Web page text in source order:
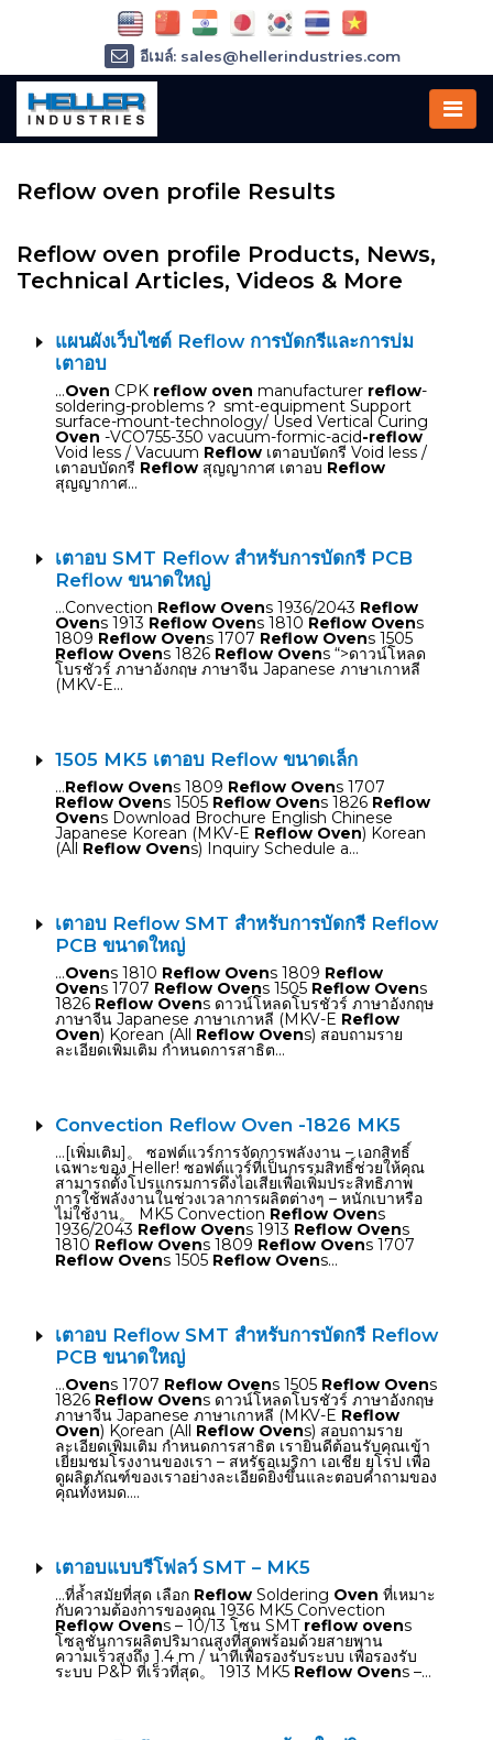
Reflow oven profile Results
Reflow oven profile Products, News,
Technical Articles, Videos & More
แผนผังเว็บไซต์ Reflow การบัดกรีและการบ่ม
เตาอบ
…Oven CPK reflow oven manufacturer reflow-
soldering-problems？ smt-equipment Support
surface-mount-technology/ Used Vertical Curing
Oven -VCO755-350 vacuum-formic-acid-reflow
Void less / Vacuum Reflow เตาอบบัดกรี Void less /
เตาอบบัดกรี Reflow สุญญากาศ เตาอบ Reflow
สุญญากาศ…
เตาอบ SMT Reflow สำหรับการบัดกรี PCB
Reflow ขนาดใหญ่
…Convection Reflow Ovens 1936/2043 Reflow
Ovens 1913 Reflow Ovens 1810 Reflow Ovens
1809 Reflow Ovens 1707 Reflow Ovens 1505
Reflow Ovens 1826 Reflow Ovens “>ดาวน์โหลด
โบรชัวร์ ภาษาอังกฤษ ภาษาจีน Japanese ภาษาเกาหลี
(MKV-E…
1505 MK5 เตาอบ Reflow ขนาดเล็ก
…Reflow Ovens 1809 Reflow Ovens 1707
Reflow Ovens 1505 Reflow Ovens 1826 Reflow
Ovens Download Brochure English Chinese
Japanese Korean (MKV-E Reflow Oven) Korean
(All Reflow Ovens) Inquiry Schedule a…
เตาอบ Reflow SMT สำหรับการบัดกรี Reflow
PCB ขนาดใหญ่
…Ovens 1810 Reflow Ovens 1809 Reflow
Ovens 1707 Reflow Ovens 1505 Reflow Ovens
1826 Reflow Ovens ดาวน์โหลดโบรชัวร์ ภาษาอังกฤษ
ภาษาจีน Japanese ภาษาเกาหลี (MKV-E Reflow
Oven) Korean (All Reflow Ovens) สอบถามราย
ละเอียดเพิ่มเติม กำหนดการสาธิต…
Convection Reflow Oven -1826 MK5
…[เพิ่มเติม]。 ซอฟต์แวร์การจัดการพลังงาน – เอกสิทธิ์
เฉพาะของ Heller! ซอฟต์แวร์ที่เป็นกรรมสิทธิ์ช่วยให้คุณ
สามารถตั้งโปรแกรมการดึงไอเสียเพื่อเพิ่มประสิทธิภาพ
การใช้พลังงานในช่วงเวลาการผลิตต่างๆ – หนักเบาหรือ
ไม่ใช้งาน。 MK5 Convection Reflow Ovens
1936/2043 Reflow Ovens 1913 Reflow Ovens
1810 Reflow Ovens 1809 Reflow Ovens 1707
Reflow Ovens 1505 Reflow Ovens…
เตาอบ Reflow SMT สำหรับการบัดกรี Reflow
PCB ขนาดใหญ่
…Ovens 1707 Reflow Ovens 1505 Reflow Ovens
1826 Reflow Ovens ดาวน์โหลดโบรชัวร์ ภาษาอังกฤษ
ภาษาจีน Japanese ภาษาเกาหลี (MKV-E Reflow
Oven) Korean (All Reflow Ovens) สอบถามราย
ละเอียดเพิ่มเติม กำหนดการสาธิต เรายินดีต้อนรับคุณเข้า
เยี่ยมชมโรงงานของเรา – สหรัฐอเมริกา เอเชีย ยุโรป เพื่อ
ดูผลิตภัณฑ์ของเราอย่างละเอียดยิ่งขึ้นและตอบคำถามของ
คุณทั้งหมด….
เตาอบแบบรีโฟลว์ SMT – MK5
…ที่ล้ำสมัยที่สุด เลือก Reflow Soldering Oven ที่เหมาะ
กับความต้องการของคุณ 1936 MK5 Convection
Reflow Ovens – 10/13 โซน SMT reflow ovens
โซลูชั่นการผลิตปริมาณสูงที่สุดพร้อมด้วยสายพาน
ความเร็วสูงถึง 1.4 m / นาทีเพื่อรองรับระบบ เพื่อรองรับ
ระบบ P&P ที่เร็วที่สุด。 1913 MK5 Reflow Ovens –…
อีเมล์: sales@hellerindustries.com
อีเมล์: service@hellerindustries.com
โทรศัพท์ :